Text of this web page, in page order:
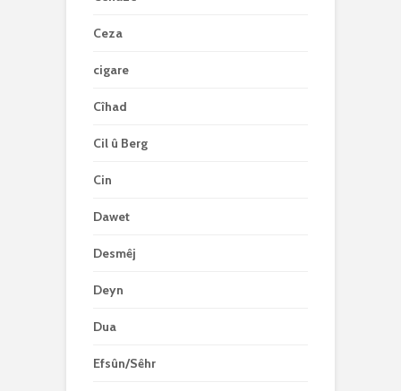
Ceza
cigare
Cîhad
Cil û Berg
Cin
Dawet
Desmêj
Deyn
Dua
Efsûn/Sêhr